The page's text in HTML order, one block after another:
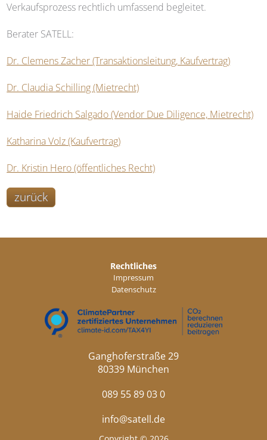
Verkaufsprozess rechtlich umfassend begleitet.
Berater SATELL:
Dr. Clemens Zacher (Transaktionsleitung, Kaufvertrag)
Dr. Claudia Schilling (Mietrecht)
Haide Friedrich Salgado (Vendor Due Diligence, Mietrecht)
Katharina Volz (Kaufvertrag)
Dr. Kristin Hero (öffentliches Recht)
zurück
Rechtliches
Impressum
Datenschutz
Ganghoferstraße 29
80339 München
089 55 89 03 0
info@satell.de